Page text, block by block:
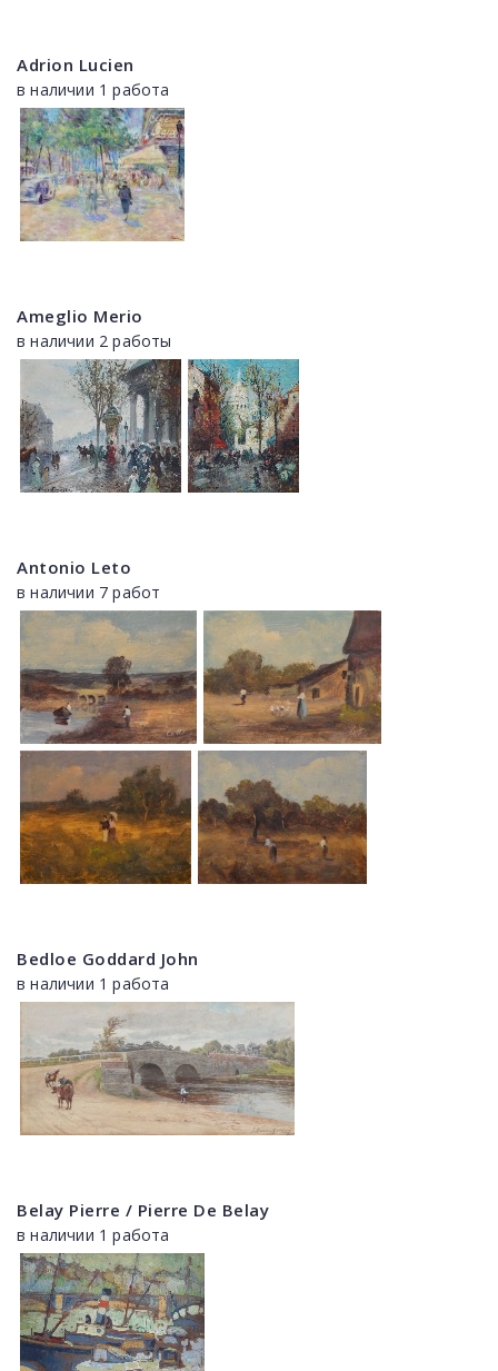
Adrion Lucien
в наличии 1 работа
Ameglio Merio
в наличии 2 работы
Antonio Leto
в наличии 7 работ
Bedloe Goddard John
в наличии 1 работа
Belay Pierre / Pierre De Belay
в наличии 1 работа